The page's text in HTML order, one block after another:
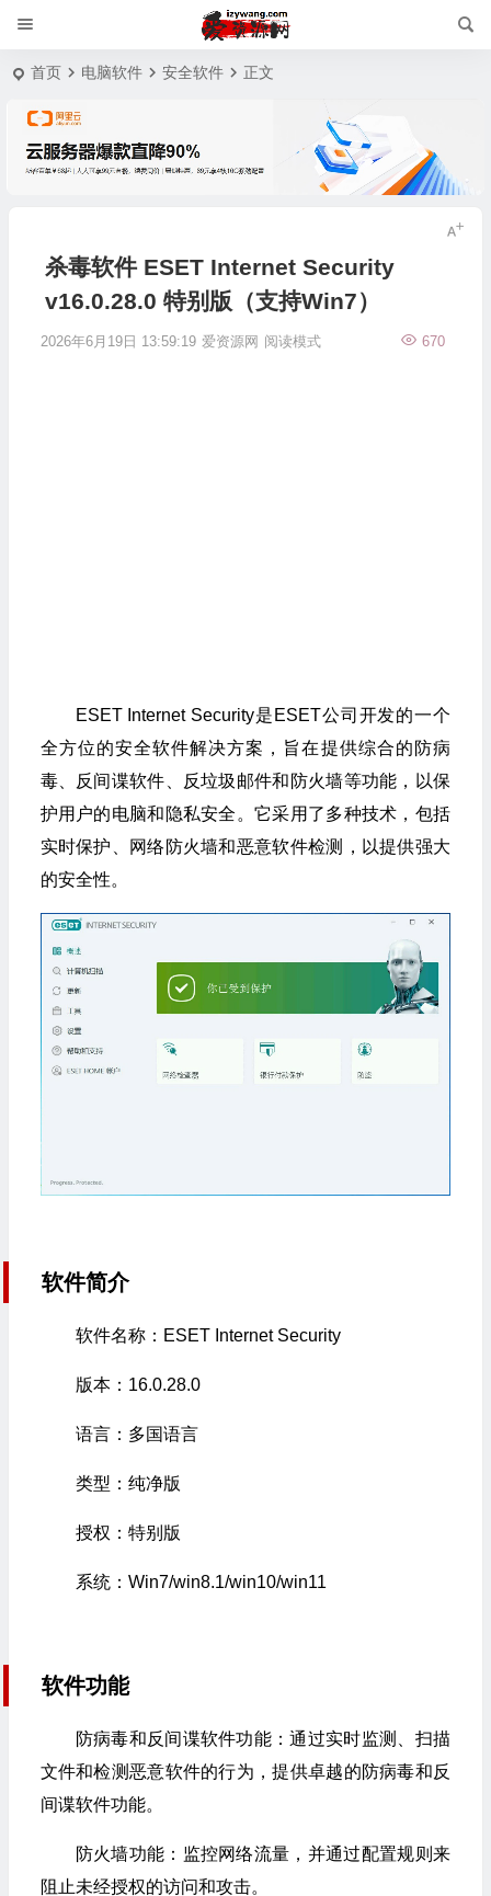
首页 电脑软件 安全软件 正文
杀毒软件 ESET Internet Security
v16.0.28.0 特别版（支持Win7）
2026年6月19日 13:59:19 爱资源网 670
阅读模式
ESET Internet Security是ESET公司开发的一个
全方位的安全软件解决方案，旨在提供综合的防病
毒、反间谍软件、反垃圾邮件和防火墙等功能，以保
护用户的电脑和隐私安全。它采用了多种技术，包括
实时保护、网络防火墙和恶意软件检测，以提供强大
的安全性。
软件简介
软件名称：ESET Internet Security
版本：16.0.28.0
语言：多国语言
类型：纯净版
授权：特别版
系统：Win7/win8.1/win10/win11
软件功能
防病毒和反间谍软件功能：通过实时监测、扫描
文件和检测恶意软件的行为，提供卓越的防病毒和反
间谍软件功能。
防火墙功能：监控网络流量，并通过配置规则来
阻止未经授权的访问和攻击。